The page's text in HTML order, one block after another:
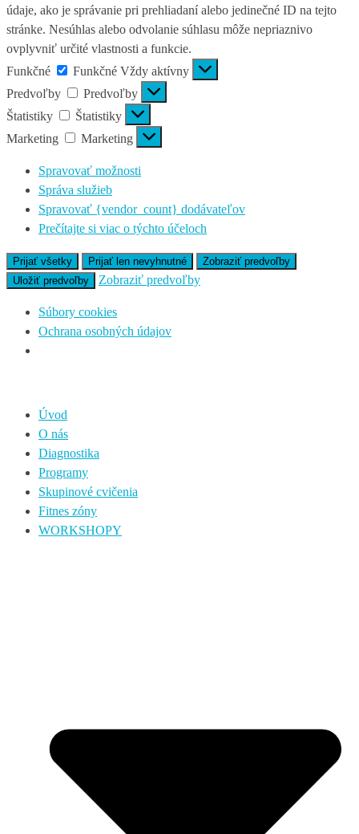
údaje, ako je správanie pri prehliadaní alebo jedinečné ID na tejto
stránke. Nesúhlas alebo odvolanie súhlasu môže nepriaznivo
ovplyvniť určité vlastnosti a funkcie.
Funkčné
Funkčné Vždy aktívny
Predvoľby
Predvoľby
Štatistiky
Štatistiky
Marketing
Marketing
Spravovať možnosti
Správa služieb
Spravovať {vendor_count} dodávateľov
Prečítajte si viac o týchto účeloch
Prijať všetky Prijať len nevyhnutné
Zobraziť predvoľby
Uložiť predvoľby
Zobraziť predvoľby
Súbory cookies
Ochrana osobných údajov
Úvod
O nás
Diagnostika
Programy
Skupinové cvičenia
Fitnes zóny
WORKSHOPY